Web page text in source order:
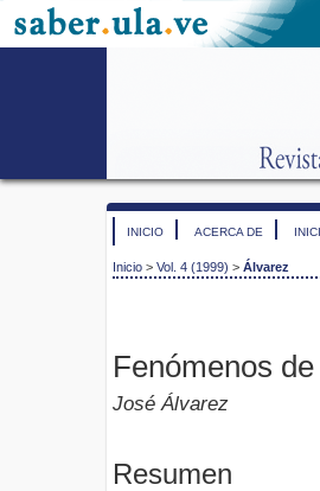
INICIO ACERCA DE
Inicio > Vol. 4 (1999) > Álvarez
Fenómenos
José Álvarez
Resumen